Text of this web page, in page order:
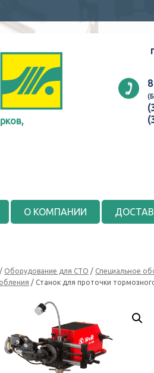
О КОМПАНИИ
/ Оборудование для СТО / Специальное
/ Станок для проточки